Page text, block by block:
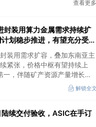
查看更多
封装用算力金属需求持续扩
划稳步推进，有望充分受益
装用需求扩容，叠加东南亚主
紧张，价格中枢有望持续上
，伴随矿产资源产量增长与
提升，同时有望充分受益金属
解锁全文
陆续交付验收，ASIC在手订